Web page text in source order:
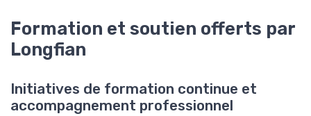
Formation et soutien offerts par
Longfian
Initiatives de formation continue et
accompagnement professionnel